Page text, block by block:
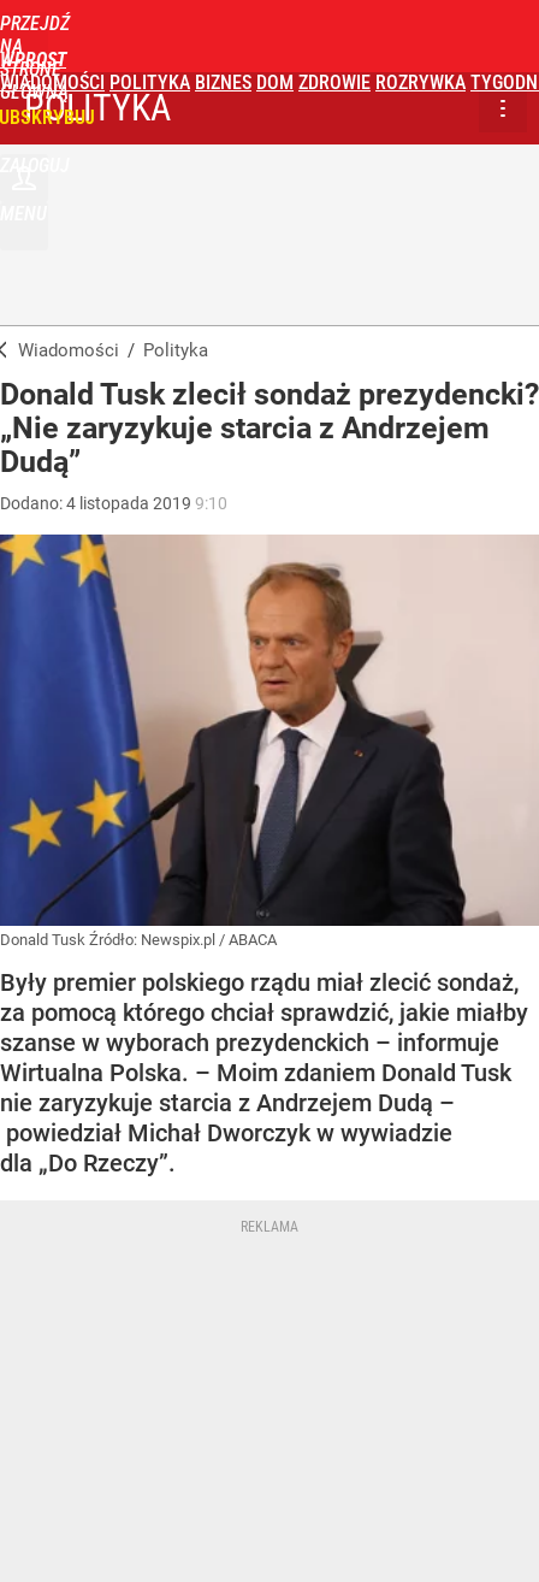
PRZEJDŹ
NA
STRONĘ
GŁÓWNĄ
WPROST
WIADOMOŚCI POLITYKA BIZNES DOM ZDROWIE ROZRYWKA
POLITYKA
Wiadomości / Polityka
Donald Tusk zlecił sondaż prezydencki?
„Nie zaryzykuje starcia z Andrzejem
Dudą”
Dodano:4 listopada 2019 9:10
Donald Tusk Źródło: Newspix.pl / ABACA
Były premier polskiego rządu miał zlecić sondaż,
za pomocą którego chciał sprawdzić, jakie miałby
szanse w wyborach prezydenckich – informuje
Wirtualna Polska. – Moim zdaniem Donald Tusk
nie zaryzykuje starcia z Andrzejem Dudą –
powiedział Michał Dworczyk w wywiadzie
dla „Do Rzeczy”.